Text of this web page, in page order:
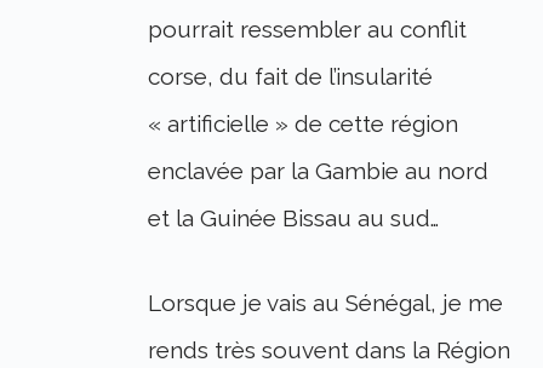
pourrait ressembler au conflit
corse, du fait de l’insularité
« artificielle » de cette région
enclavée par la Gambie au nord
et la Guinée Bissau au sud…
Lorsque je vais au Sénégal, je me
rends très souvent dans la Région